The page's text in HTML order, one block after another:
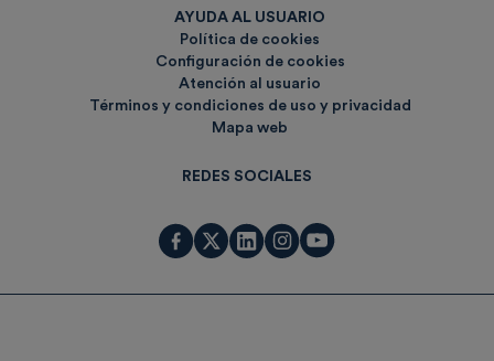
AYUDA AL USUARIO
Política de cookies
Configuración de cookies
Atención al usuario
Términos y condiciones de uso y privacidad
Mapa web
REDES SOCIALES